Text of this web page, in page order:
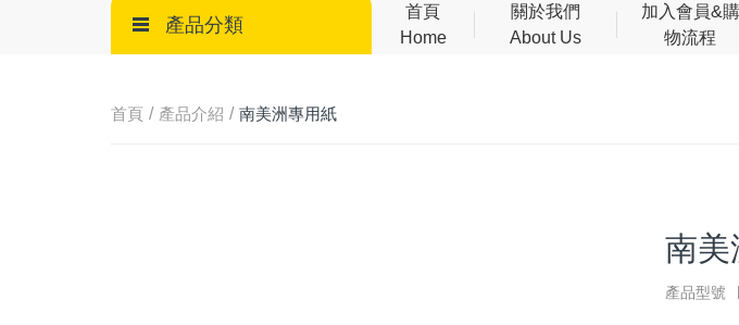
產品分類
首頁
Home
關於我們
About Us
加入會員&購
物流程
首頁 產品介紹
南美洲專用紙
南美
產品型號